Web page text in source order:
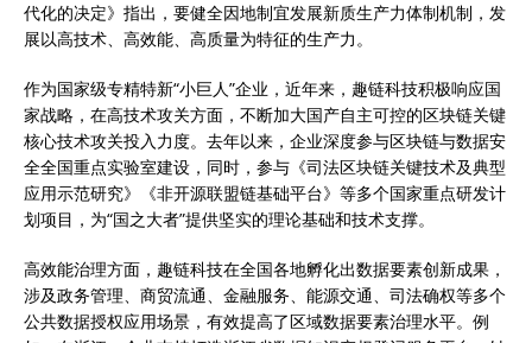
代化的决定》指出，要健全因地制宜发展新质生产力体制机制，发
展以高技术、高效能、高质量为特征的生产力。
作为国家级专精特新“小巨人”企业，近年来，趣链科技积极响应国
家战略，在高技术攻关方面，不断加大国产自主可控的区块链关键
核心技术攻关投入力度。去年以来，企业深度参与区块链与数据安
全全国重点实验室建设，同时，参与《司法区块链关键技术及典型
应用示范研究》《非开源联盟链基础平台》等多个国家重点研发计
划项目，为“国之大者”提供坚实的理论基础和技术支撑。
高效能治理方面，趣链科技在全国各地孵化出数据要素创新成果，
涉及政务管理、商贸流通、金融服务、能源交通、司法确权等多个
公共数据授权应用场景，有效提高了区域数据要素治理水平。例